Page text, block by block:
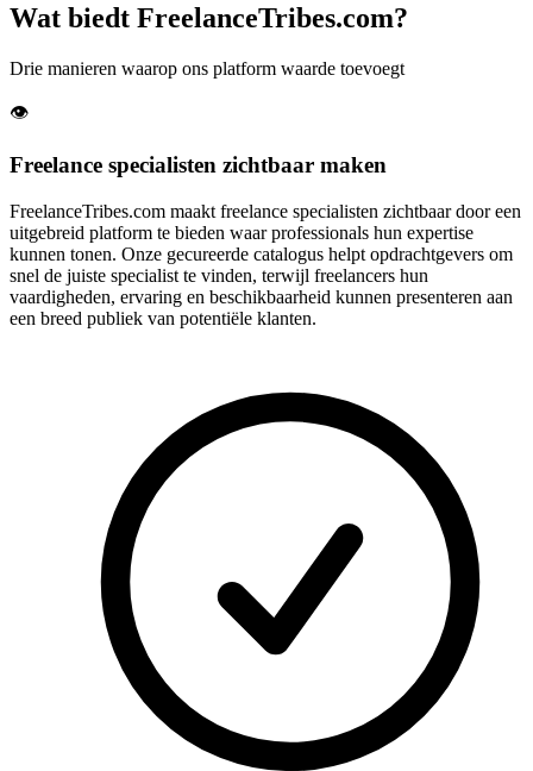
Wat biedt FreelanceTribes.com?
Drie manieren waarop ons platform waarde toevoegt
👁️
Freelance specialisten zichtbaar maken
FreelanceTribes.com maakt freelance specialisten zichtbaar door een
uitgebreid platform te bieden waar professionals hun expertise
kunnen tonen. Onze gecureerde catalogus helpt opdrachtgevers om
snel de juiste specialist te vinden, terwijl freelancers hun
vaardigheden, ervaring en beschikbaarheid kunnen presenteren aan
een breed publiek van potentiële klanten.